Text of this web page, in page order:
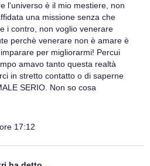
l'universo è il mio mestiere, non
una missione senza che
i contro, non voglio venerare
perchè venerare non è amare è
per migliorarmi! Percui
amavo tanto questa realtà
in stretto contatto o di saperne
SERIO. Non so cosa
17:12